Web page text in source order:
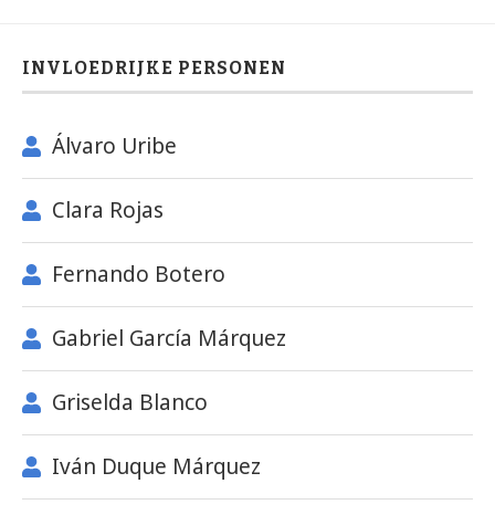
INVLOEDRIJKE PERSONEN
Álvaro Uribe
Clara Rojas
Fernando Botero
Gabriel García Márquez
Griselda Blanco
Iván Duque Márquez